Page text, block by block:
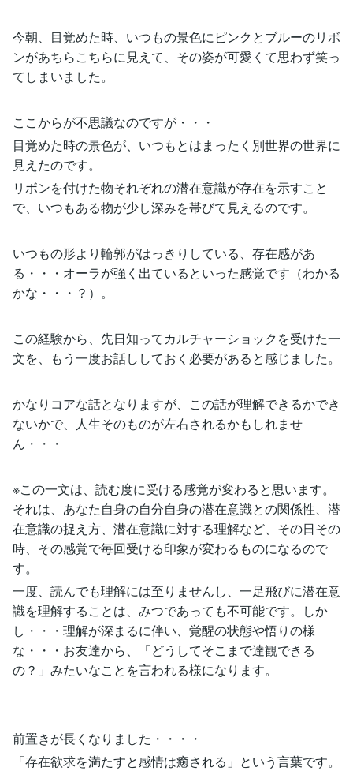
今朝、目覚めた時、いつもの景色にピンクとブルーのリボ
ンがあちらこちらに見えて、その姿が可愛くて思わず笑っ
てしまいました。
ここからが不思議なのですが・・・
目覚めた時の景色が、いつもとはまったく別世界の世界に
見えたのです。
リボンを付けた物それぞれの潜在意識が存在を示すこと
で、いつもある物が少し深みを帯びて見えるのです。
いつもの形より輪郭がはっきりしている、存在感があ
る・・・オーラが強く出ているといった感覚です（わかる
かな・・・？）。
この経験から、先日知ってカルチャーショックを受けた一
文を、もう一度お話ししておく必要があると感じました。
かなりコアな話となりますが、この話が理解できるかでき
ないかで、人生そのものが左右されるかもしれませ
ん・・・
※この一文は、読む度に受ける感覚が変わると思います。
それは、あなた自身の自分自身の潜在意識との関係性、潜
在意識の捉え方、潜在意識に対する理解など、その日その
時、その感覚で毎回受ける印象が変わるものになるので
す。
一度、読んでも理解には至りませんし、一足飛びに潜在意
識を理解することは、みつであっても不可能です。しか
し・・・理解が深まるに伴い、覚醒の状態や悟りの様
な・・・お友達から、「どうしてそこまで達観できる
の？」みたいなことを言われる様になります。
前置きが長くなりました・・・・
「存在欲求を満たすと感情は癒される」という言葉です。